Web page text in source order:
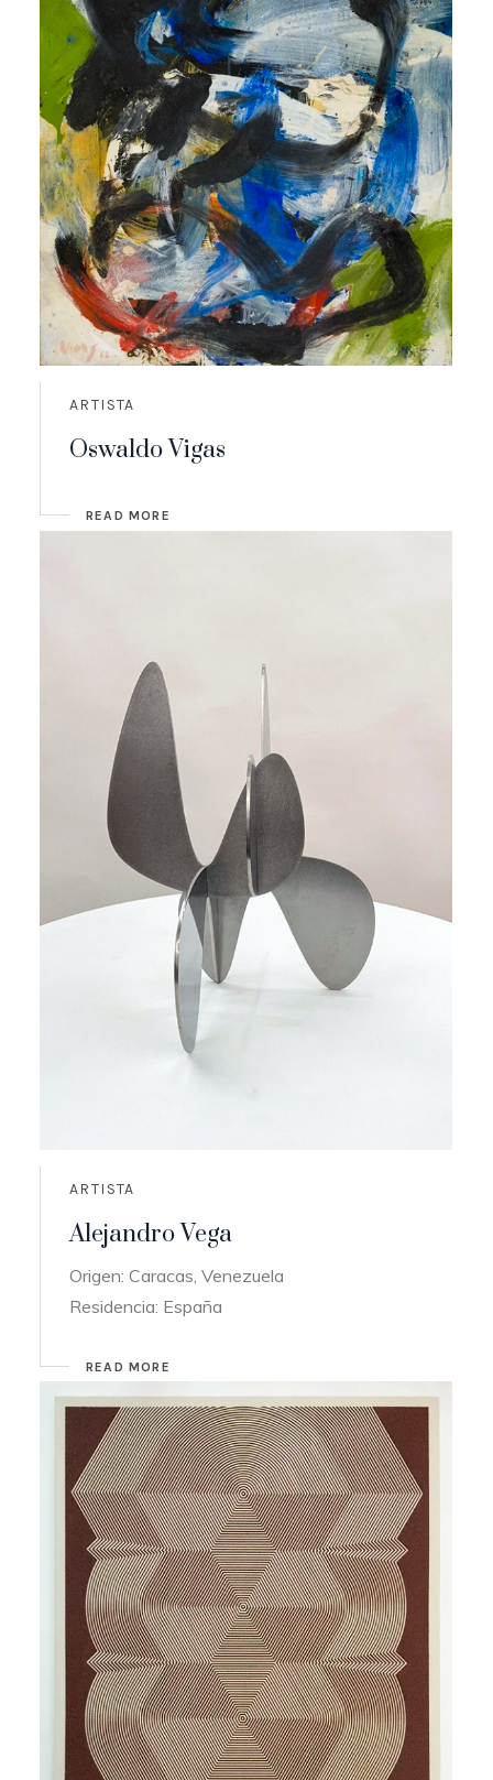
ARTISTA
Oswaldo Vigas
READ MORE
ARTISTA
Alejandro Vega
Origen: Caracas, Venezuela
Residencia: España
READ MORE